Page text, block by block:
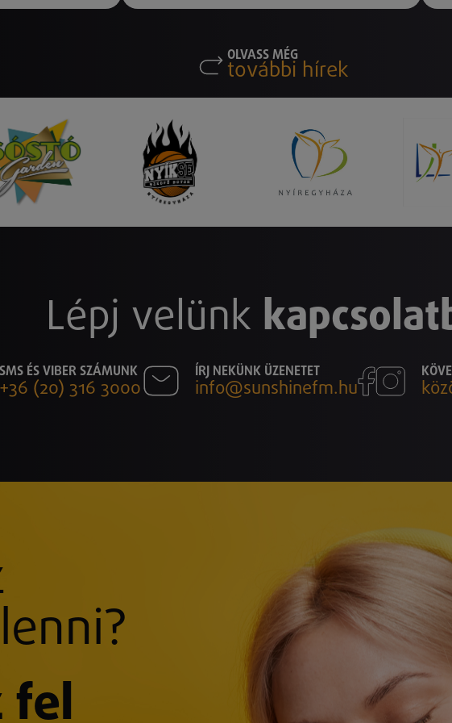
OLVASS MÉG
további hírek
Lépj velünk
SMS ÉS VIBER SZÁMUNK
+36 (20) 316 3000
ÍRJ NEKÜNK ÜZENETET
info@sunshinefm.hu
fel